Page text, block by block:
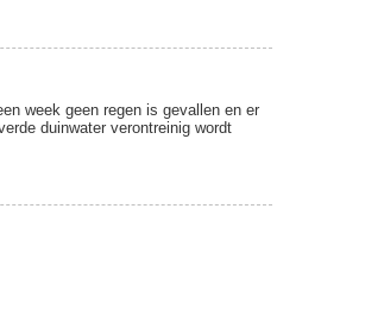
week geen regen is gevallen en er
duinwater verontreinig wordt